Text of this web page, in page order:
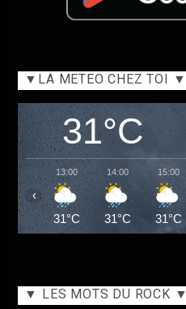
▼LA METEO CHEZ TOI ▼
31°C
13:00
31°C
14:00
31°C
15:00
31°C
‹
▼ LES MOTS DU ROCK ▼